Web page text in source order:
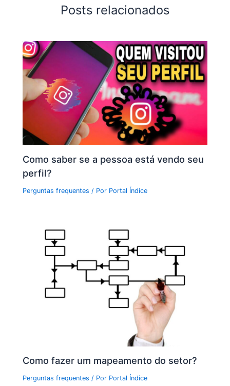
Posts relacionados
Como saber se a pessoa está vendo seu
perfil?
Perguntas frequentes / Por Portal Índice
Como fazer um mapeamento do setor?
Perguntas frequentes / Por Portal Índice